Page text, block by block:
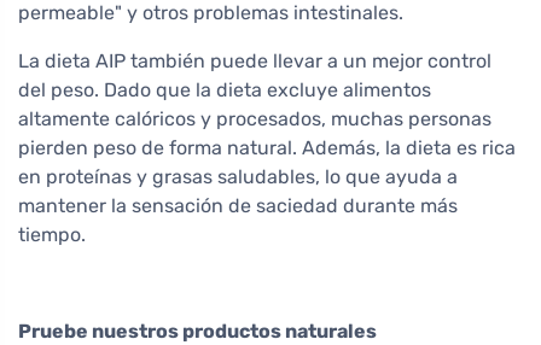
permeable" y otros problemas intestinales.
La dieta AIP también puede llevar a un mejor control
del peso. Dado que la dieta excluye alimentos
altamente calóricos y procesados, muchas personas
pierden peso de forma natural. Además, la dieta es rica
en proteínas y grasas saludables, lo que ayuda a
mantener la sensación de saciedad durante más
tiempo.
Pruebe nuestros productos naturales